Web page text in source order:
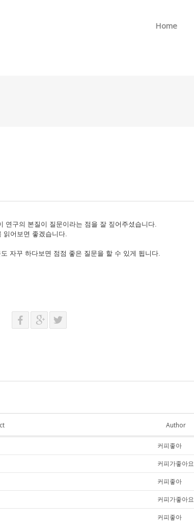
Home
연구의 본질이 질문이라는 점을 잘 짚어주셨습니다.
읽어보면 좋겠습니다.
자꾸 하다보면 점점 좋은 질문을 할 수 있게 됩니다.
Author
커피좋아
커피가좋아요
커피좋아
커피가좋아요
커피좋아